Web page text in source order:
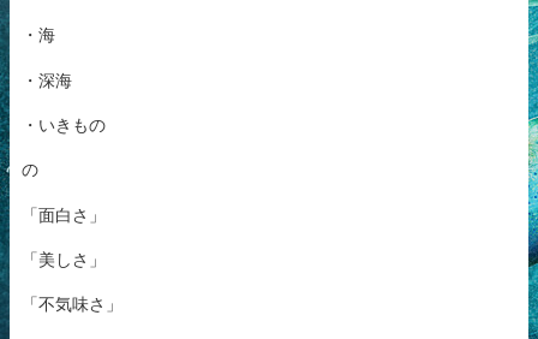
・海
・深海
・いきもの
の
「面白さ」
「美しさ」
「不気味さ」